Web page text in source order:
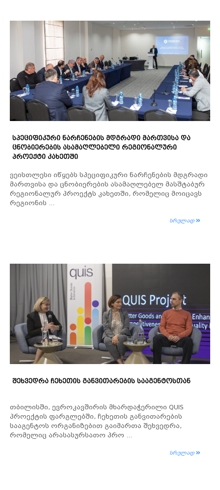
ᲡᲞᲔᲪᲘᲤᲘᲙᲣᲠᲘ ᲜᲐᲠᲩᲔᲜᲔᲑᲘᲡ ᲛᲓᲒᲠᲐᲓᲘ ᲛᲐᲠᲗᲕᲘᲡᲐ ᲓᲐ
ᲪᲜᲝᲑᲘᲔᲠᲔᲑᲘᲡ ᲐᲡᲐᲛᲐᲦᲚᲔᲑᲔᲚᲘ ᲠᲔᲒᲘᲝᲜᲐᲚᲣᲠᲘ
ᲞᲠᲝᲔᲥᲢᲘ ᲙᲐᲮᲔᲗᲨᲘ
ვეისთლესი იწყებს სპეციფიკური ნარჩენების მდგრადი
მართვისა და ცნობიერების ასამაღლებელ მასშტაბურ
რეგიონალურ პროექტს კახეთში, რომელიც მოიცავს
რეგიონის ...
სრულად
ᲨᲔᲮᲕᲔᲓᲠᲐ ᲩᲔᲮᲔᲗᲘᲡ ᲒᲐᲜᲕᲘᲗᲐᲠᲔᲑᲘᲡ ᲡᲐᲐᲒᲔᲜᲢᲝᲡᲗᲐᲜ
თბილისში, ევროკავშირის მხარდაჭერილი QUIS
პროექტის ფარგლებში, ჩეხეთის განვითარების
სააგენტოს ორგანიზებით გაიმართა შეხვედრა,
რომელიც არასასურსათო პრო ...
სრულად